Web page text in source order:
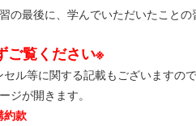
の最後に、学んでいただいたことの
ご覧ください※
セル等に関する記載もございますの
ジが開きます。
款